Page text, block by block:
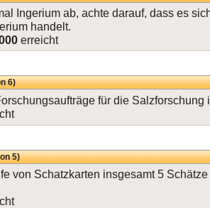
Ingerium ab, achte darauf, dass es
handelt.
erreicht
6)
für die Salzforschung
5)
von Schatzkarten insgesamt 5